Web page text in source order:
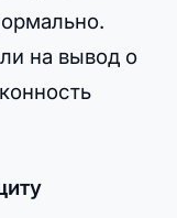
на вывод о